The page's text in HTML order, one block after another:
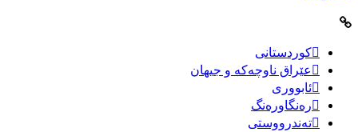
کوردستانی
عێراق ناوچەکە و جیهان
ئابووری
رەنگاورەنگ
تەندرووستی